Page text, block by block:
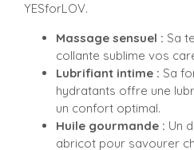
YESforLOV.
Massage sensuel : Sa
collante sublime vos
Lubrifiant intime : Sa
hydratants offre une
un confort optimal.
Huile gourmande : Un
abricot pour savourer